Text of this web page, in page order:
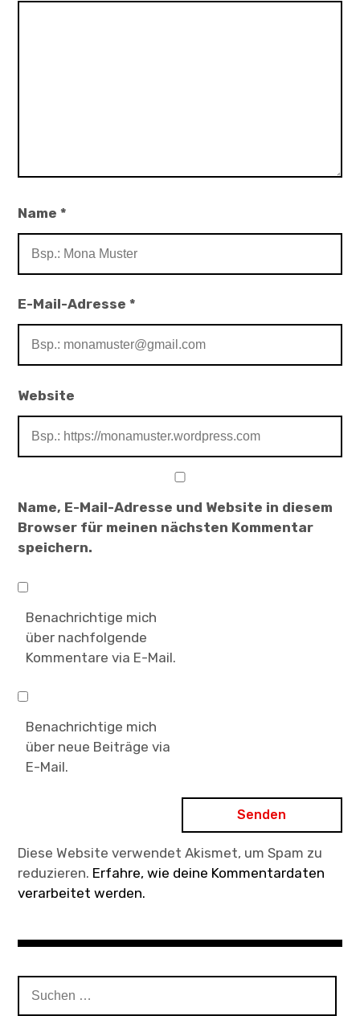
Name*
E-Mail-Adresse*
Website
Name, E-Mail-Adresse und Website in diesem
Browser für meinen nächsten Kommentar
speichern.
Benachrichtige mich
über nachfolgende
Kommentare via E-Mail.
Benachrichtige mich
über neue Beiträge via
E-Mail.
Diese Website verwendet Akismet, um Spam zu
reduzieren. Erfahre, wie deine Kommentardaten
verarbeitet werden.
nach: